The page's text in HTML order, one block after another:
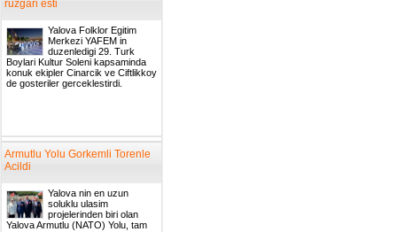
ruzgari esti
Yalova Folklor Egitim
Merkezi YAFEM in
duzenledigi 29. Turk
Boylari Kultur Soleni kapsaminda
konuk ekipler Cinarcik ve Ciftlikkoy
de gosteriler gerceklestirdi.
Armutlu Yolu Gorkemli Torenle
Acildi
Yalova nin en uzun
soluklu ulasim
projelerinden biri olan
Yalova Armutlu (NATO) Yolu, tam